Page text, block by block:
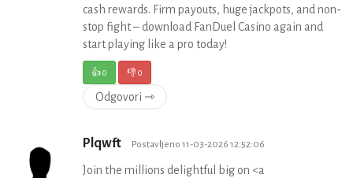
cash rewards. Firm payouts, huge jackpots, and non-
stop fight – download FanDuel Casino again and
start playing like a pro today!
👍0 👎0
Odgovori ⇾
Plqwft Postavljeno 11-03-2026 12:52:06
Join the millions delightful big on <a